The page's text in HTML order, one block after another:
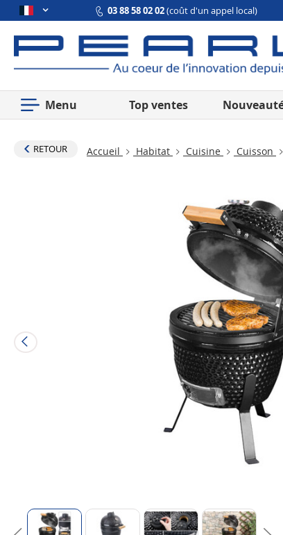
03 88 58 02 02(coût d'un appel local)
Menu Top ventes
RETOUR Accueil Habitat Cuisine Cuisson